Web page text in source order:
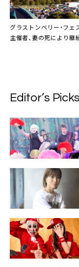
グラストンベリー・フェ
主催者、妻の死により継
Editor’s Picks